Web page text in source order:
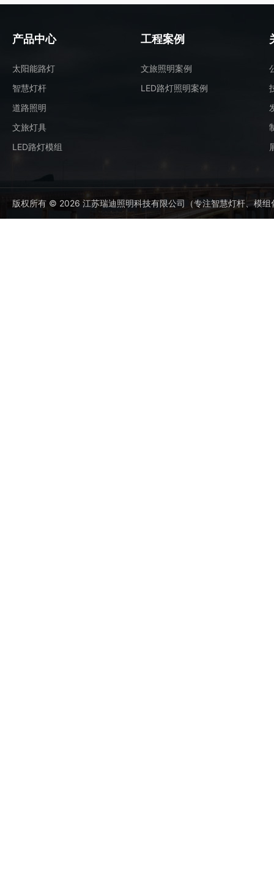
产品中心
太阳能路灯
智慧灯杆
道路照明
文旅灯具
LED路灯模组
工程案例
文旅照明案例
LED路灯照明案例
版权所有 © 2026 江苏瑞迪照明科技有限公司（专注智慧灯杆、模组